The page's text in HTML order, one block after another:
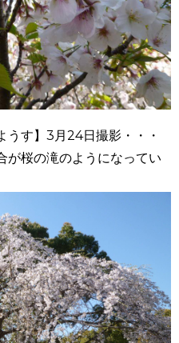
うす】3月24日撮影・・・
が桜の滝のようになってい